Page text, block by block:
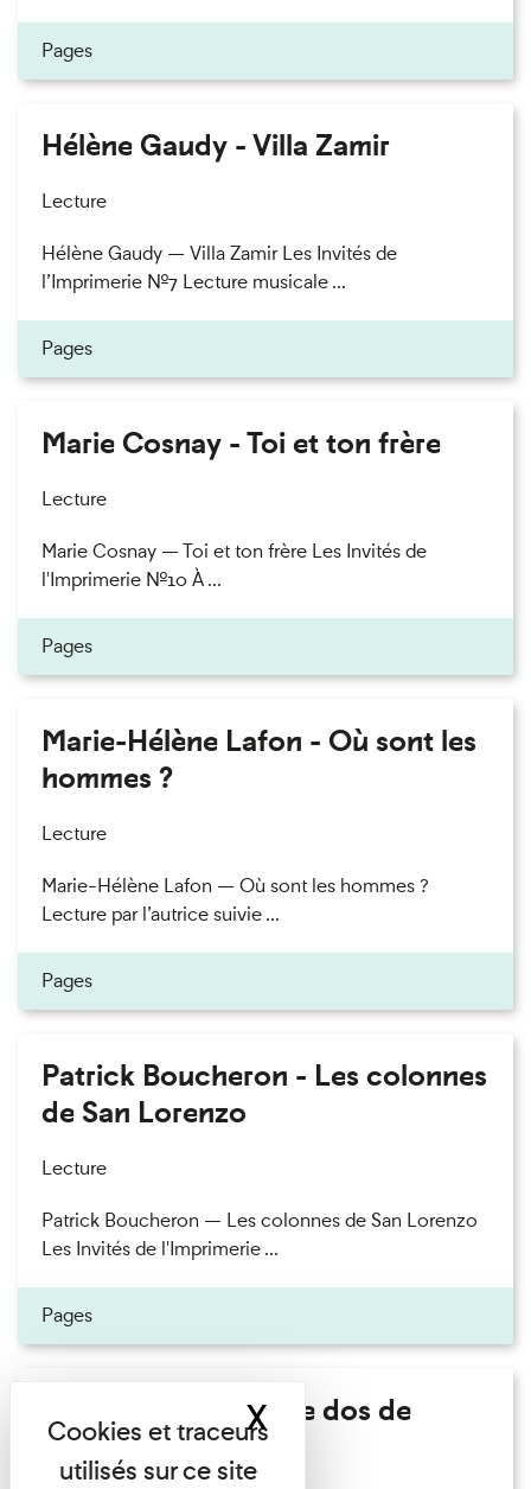
Pages
Hélène Gaudy - Villa Zamir
Lecture
Hélène Gaudy — Villa Zamir Les Invités de
l’Imprimerie n°7 Lecture musicale ...
Pages
Marie Cosnay - Toi et ton frère
Lecture
Marie Cosnay — Toi et ton frère Les Invités de
l'Imprimerie n°10 À ...
Pages
Marie-Hélène Lafon - Où sont les
hommes ?
Lecture
Marie-Hélène Lafon — Où sont les hommes ?
Lecture par l’autrice suivie ...
Pages
Patrick Boucheron - Les colonnes
de San Lorenzo
Lecture
Patrick Boucheron — Les colonnes de San Lorenzo
Les Invités de l'Imprimerie ...
Pages
Philippe Artières - Le dos de
l'histoire
XMasquer le